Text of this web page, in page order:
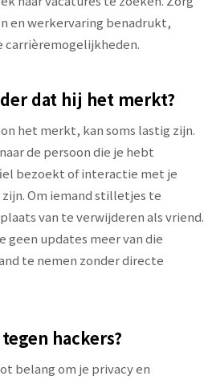
en werkervaring benadrukt,
carrièremogelijkheden.
dat hij het merkt?
het merkt, kan soms lastig zijn.
de persoon die je hebt
bezoekt of interactie met je
Om iemand stilletjes te
van te verwijderen als vriend.
geen updates meer van die
te nemen zonder directe
hackers?
belang om je privacy en